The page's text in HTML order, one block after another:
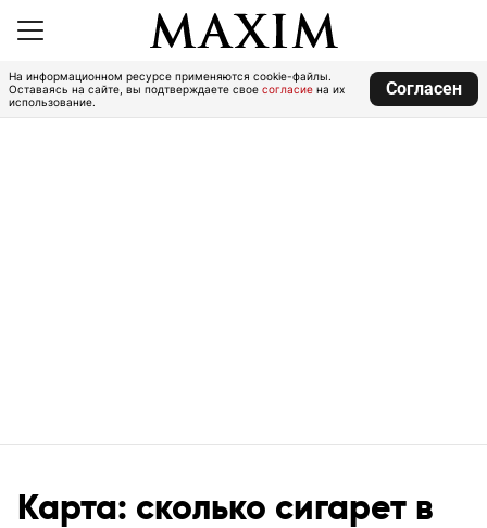
На информационном ресурсе применяются cookie-файлы.
Оставаясь на сайте, вы подтверждаете свое согласие на их
использование.
Согласен
Карта: сколько сигарет в